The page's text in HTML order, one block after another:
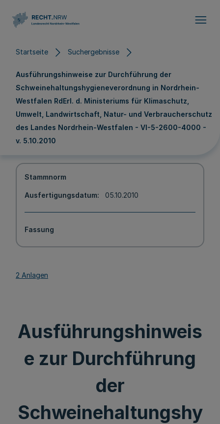
Startseite Suchergebnisse
Ausführungshinweise zur Durchführung der
Schweinehaltungshygieneverordnung in Nordrhein-
Westfalen RdErl. d. Ministeriums für Klimaschutz,
Umwelt, Landwirtschaft, Natur- und Verbraucherschutz
des Landes Nordrhein-Westfalen - VI-5-2600-4000 -
v. 5.10.2010
Stammnorm
Ausfertigungsdatum 05.10.2010
Fassung
2 Anlagen
Ausführungshinweis
e zur Durchführung
der
Schweinehaltungshy